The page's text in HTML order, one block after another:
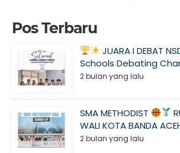
Pos Terbaru
JUARA I DEBAT
Schools Debating
2 bulan yang lalu
SMA METHODIST
WALI KOTA BANDA
2 bulan yang lalu